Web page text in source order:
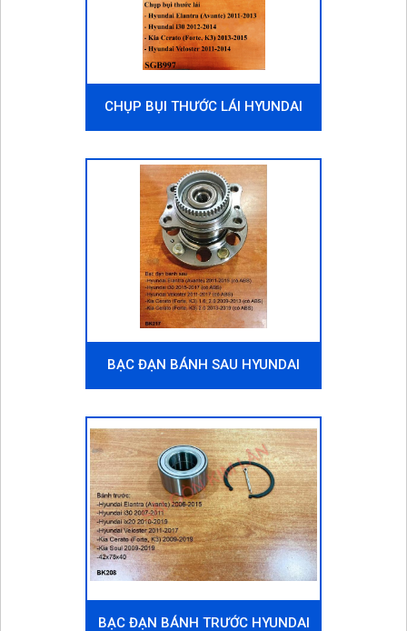
CHỤP BỤI THƯỚC LÁI HYUNDAI
BẠC ĐẠN BÁNH SAU HYUNDAI
BẠC ĐẠN BÁNH TRƯỚC HYUNDAI